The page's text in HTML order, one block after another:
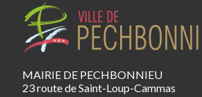
MAIRIE DE PECHBONNIEU
23 route de Saint-Loup-Cammas